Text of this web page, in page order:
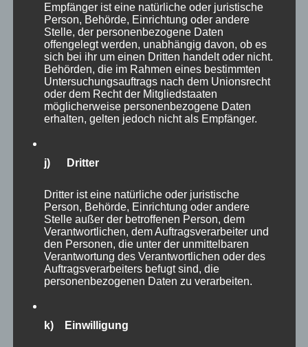
mehr Normalität zurückkehren können. Nach
wie vor ist die Frage, wie die neue
Unternehmensnormalität jedoch aussieht,
völlig offen. Es bleibt spannend abzuwarten,
wie sich die Arbeitsformen in den
Unternehmen nachhaltig verändern, inwieweit
sich hybride oder vollständig mobile
Arbeitsformen nachhaltig durchsetzen und
welche sozialen Implikationen damit
verbunden sind und die Gesellschaft insgesamt
verändern. Bei diesen Themen am Ball zu
bleiben, lohnt sich sicher.
Alle zitierten Befragungen wurden veröffentlicht
in der Aufgabe 6/2021 vonmanagerseminare
am
Umfragen
Schlagwörter
Arbeitgeberwahl
Empfänger ist eine natürliche oder juristische
Person, Behörde, Einrichtung oder andere
Stelle, der personenbezogene Daten
offengelegt werden, unabhängig davon, ob es
sich bei ihr um einen Dritten handelt oder nicht.
Behörden, die im Rahmen eines bestimmten
Untersuchungsauftrags nach dem Unionsrecht
oder dem Recht der Mitgliedstaaten
möglicherweise personenbezogene Daten
erhalten, gelten jedoch nicht als Empfänger.
j) Dritter
Dritter ist eine natürliche oder juristische
Person, Behörde, Einrichtung oder andere
Stelle außer der betroffenen Person, dem
Verantwortlichen, dem Auftragsverarbeiter und
den Personen, die unter der unmittelbaren
Verantwortung des Verantwortlichen oder des
Auftragsverarbeiters befugt sind, die
personenbezogenen Daten zu verarbeiten.
k) Einwilligung